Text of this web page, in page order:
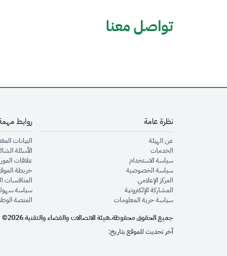
تواصل معنا
نظرة عامة
عن الهيئةopens in new window
الخدماتopens in new window
سياسة الاستخدامopens in new window
سياسة الخصوصيةopens in new window
المركز الإعلاميopens in new window
المشاركة الإلكترونيةopens in new window
سياسة حرية المعلوماتopens in new window
روابط
البيانات
الأسئلة
علاقات
خريطة
المنافسات
سياسة
المنصة
جميع الحقوق محفوظة.هيئة الاتصالات والفضاء والتقنية.
2026©
آخر تحديث للموقع بتاريخ: